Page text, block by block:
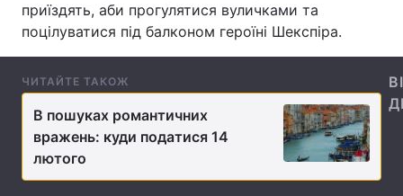
Тема оформлення
приїздять, аби прогулятися вуличками та
поцілуватися під балконом героїні Шекспіра.
ЧИТАЙТЕ ТАКОЖ
В пошуках романтичних
вражень: куди податися 14
лютого